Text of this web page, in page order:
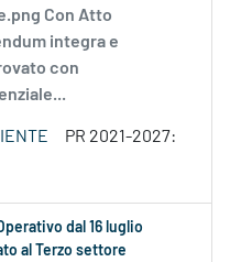
Con Atto
integra e
con
PR 2021-2027:
dal 16 luglio
al Terzo settore